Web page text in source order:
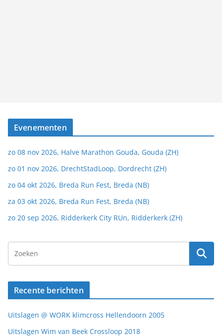
Evenementen
zo 08 nov 2026, Halve Marathon Gouda, Gouda (ZH)
zo 01 nov 2026, DrechtStadLoop, Dordrecht (ZH)
zo 04 okt 2026, Breda Run Fest, Breda (NB)
za 03 okt 2026, Breda Run Fest, Breda (NB)
zo 20 sep 2026, Ridderkerk City RUn, Ridderkerk (ZH)
Recente berichten
Uitslagen @ WORK klimcross Hellendoorn 2005
Uitslagen Wim van Beek Crossloop 2018